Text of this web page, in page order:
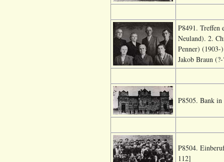
P8491. Treffen
Neuland). 2.
Penner) (1903-
Jakob Braun
P8505. Bank
P8504.
112]